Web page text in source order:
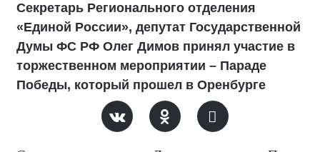
Секретарь Регионального отделения
«Единой России», депутат Государственной
Думы ФС РФ Олег Димов принял участие в
торжественном мероприятии – Параде
Победы, который прошел в Оренбурге